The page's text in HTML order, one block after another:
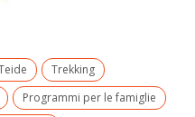
Trekking
Programmi per le famiglie